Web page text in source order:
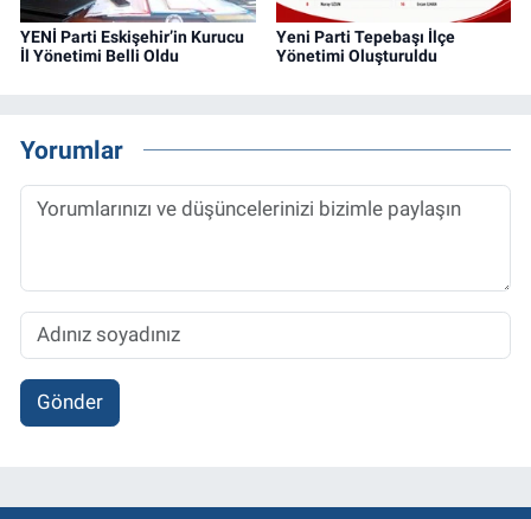
YENİ Parti Eskişehir’in Kurucu
İl Yönetimi Belli Oldu
Yeni Parti Tepebaşı İlçe
Yönetimi Oluşturuldu
Yorumlar
Gönder